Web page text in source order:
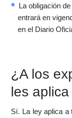
La obligación
entrará en
en el Diario
¿A los
les
Sí. La ley aplica a